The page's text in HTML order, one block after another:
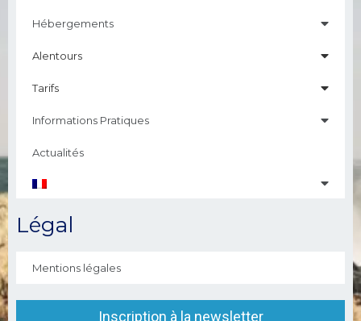
Hébergements
Alentours
Tarifs
Informations Pratiques
Actualités
Légal
Mentions légales